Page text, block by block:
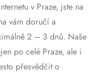
v Praze, jste na
vám doručí a
2 – 3 dnů. Naše
po celé Praze, ale i
přesvědčit o